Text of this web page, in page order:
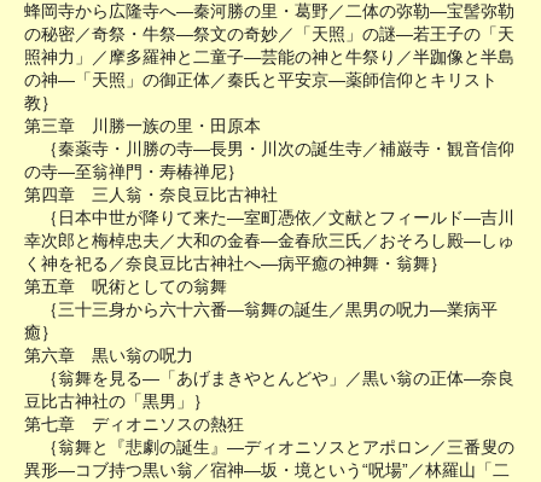
蜂岡寺から広隆寺へ―秦河勝の里・葛野／二体の弥勒―宝髻弥勒
の秘密／奇祭・牛祭―祭文の奇妙／「天照」の謎―若王子の「天
照神力」／摩多羅神と二童子―芸能の神と牛祭り／半跏像と半島
の神―「天照」の御正体／秦氏と平安京―薬師信仰とキリスト
教｝
第三章 川勝一族の里・田原本
｛秦薬寺・川勝の寺―長男・川次の誕生寺／補巌寺・観音信仰
の寺―至翁禅門・寿椿禅尼｝
第四章 三人翁・奈良豆比古神社
｛日本中世が降りて来た―室町憑依／文献とフィールド―吉川
幸次郎と梅棹忠夫／大和の金春―金春欣三氏／おそろし殿―しゅ
く神を祀る／奈良豆比古神社へ―病平癒の神舞・翁舞｝
第五章 呪術としての翁舞
｛三十三身から六十六番―翁舞の誕生／黒男の呪力―業病平
癒｝
第六章 黒い翁の呪力
｛翁舞を見る―「あげまきやとんどや」／黒い翁の正体―奈良
豆比古神社の「黒男」｝
第七章 ディオニソスの熱狂
｛翁舞と『悲劇の誕生』―ディオニソスとアポロン／三番叟の
異形―コブ持つ黒い翁／宿神―坂・境という“呪場”／林羅山「二